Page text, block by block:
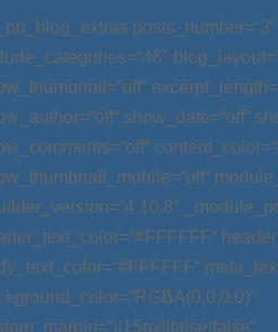
show_date=“off“